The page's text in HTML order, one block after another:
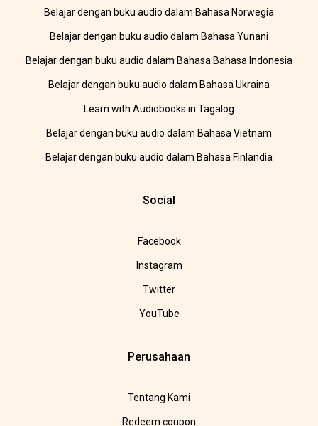
Belajar dengan buku audio dalam Bahasa Norwegia
Belajar dengan buku audio dalam Bahasa Yunani
Belajar dengan buku audio dalam Bahasa Bahasa Indonesia
Belajar dengan buku audio dalam Bahasa Ukraina
Learn with Audiobooks in Tagalog
Belajar dengan buku audio dalam Bahasa Vietnam
Belajar dengan buku audio dalam Bahasa Finlandia
Social
Facebook
Instagram
Twitter
YouTube
Perusahaan
Tentang Kami
Redeem coupon